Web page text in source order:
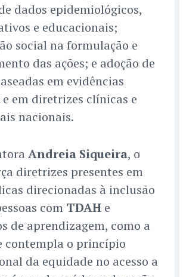
dados epidemiológicos,
e educacionais;
social na formulação e
das ações; e adoção de
em evidências
em diretrizes clínicas e
nacionais.
Andreia Siqueira, o
diretrizes presentes em
direcionadas à inclusão
com TDAH e
de aprendizagem, como a
contempla o princípio
da equidade no acesso a